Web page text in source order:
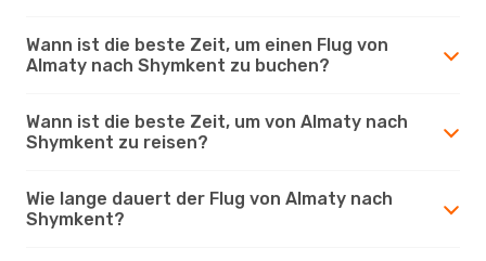
Wann ist die beste Zeit, um einen Flug von
Almaty nach Shymkent zu buchen?
Wann ist die beste Zeit, um von Almaty nach
Shymkent zu reisen?
Wie lange dauert der Flug von Almaty nach
Shymkent?